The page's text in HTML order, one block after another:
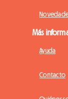
Más
Ayuda
Contacto